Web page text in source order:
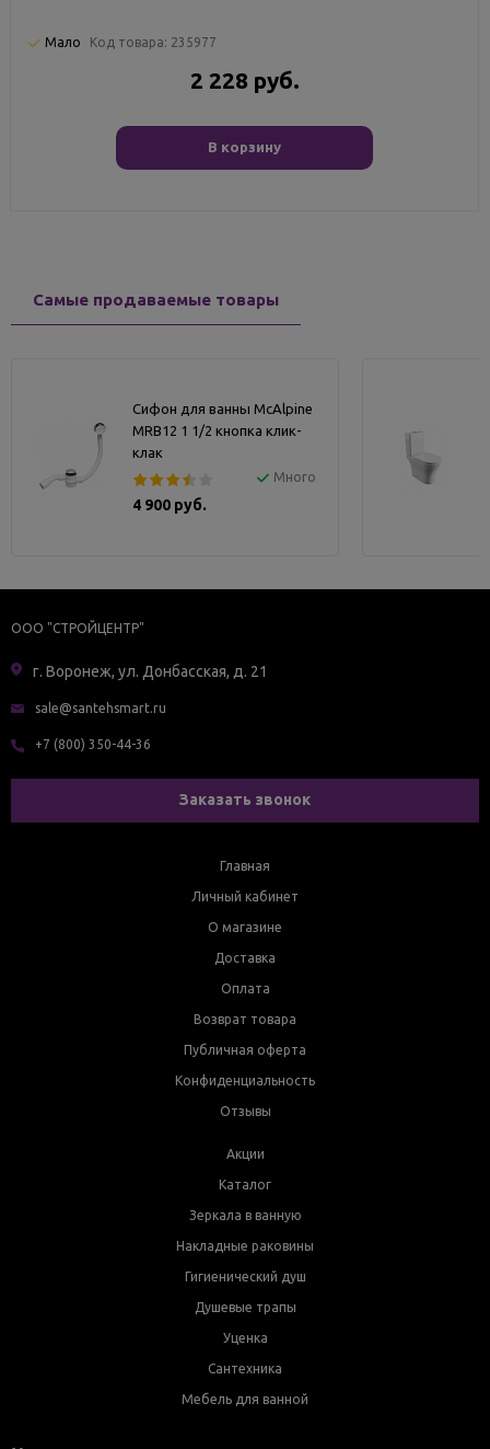
Мало Код товара: 235977
2 228 руб.
В корзину
Самые продаваемые товары
Сифон для ванны McAlpine
MRB12 1 1/2 кнопка клик-
клак
Много
4 900 руб.
ООО "СТРОЙЦЕНТР"
г. Воронеж, ул. Донбасская, д. 21
sale@santehsmart.ru
+7 (800) 350-44-36
Заказать звонок
Главная
Личный кабинет
О магазине
Доставка
Оплата
Возврат товара
Публичная оферта
Конфиденциальность
Отзывы
Акции
Каталог
Зеркала в ванную
Накладные раковины
Гигиенический душ
Душевые трапы
Уценка
Сантехника
Мебель для ванной